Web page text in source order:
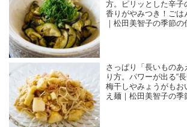
方。ピリッとした辛子
香りがやみつき！ごは
｜松田美智子の季節の
さっぱり「長いものあ
り方。パワーが出る“
梅干しやみょうがもお
え麺｜松田美智子の季